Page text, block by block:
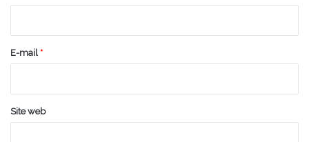
e
E-mail *
Site web